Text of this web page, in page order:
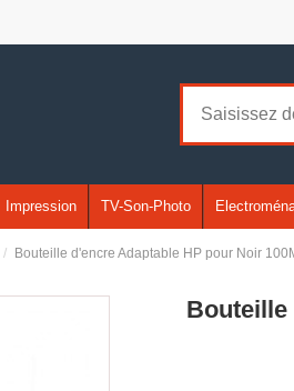
Impression TV-Son-Photo
Bouteille d'encre Adaptable HP pour Noir
Bouteille